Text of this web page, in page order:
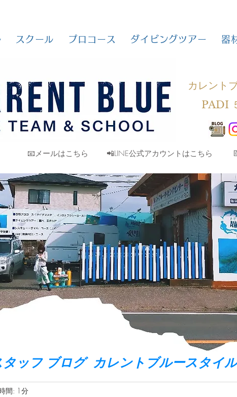
スクール プロコース ダイビングツアー 器
カレント
PADI
📧メールはこちら 📲LINE公式アカウントはこちら
タッフ ブログ カレントブルースタイル
間: 1分